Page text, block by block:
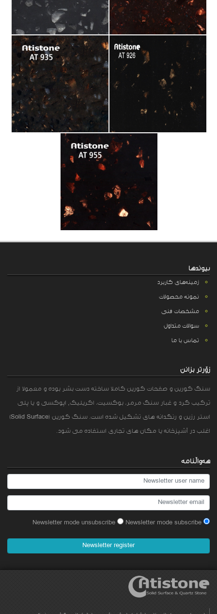
پیوندها
زمینه‌های کاربرد
نمونه محصولات
مشخصات فنی
سوالات متداول
تماس با ما
زۆرتر بزانن
سنگ کورین و صفحات کورین کاملا ساخته دست بشر بوده و معمولا از
ترکیب گرد و غبار سنگ مرمر، بوکسیت، اکریلیک, اپوکسی و یا پلی
استر رزین و رنگدانه های تشکیل شده است. سنگ کورین (Solid Surface)
اغلب در آشپزخانه یا مکان های تجاری استفاده می شود.
هه‌واڵنامه‌
Newsletter register